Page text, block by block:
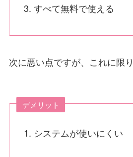
すべて無料で使える
次に悪い点ですが、これに限り
デメリット
システムが使いにくい